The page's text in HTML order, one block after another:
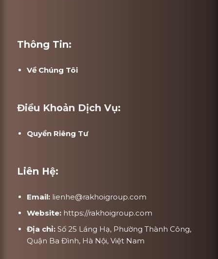
Thông Tin:
Về Chúng Tôi
Điều Khoản Dịch Vụ:
Quyền Riêng Tư
Liên Hệ:
Email: lienhe@rakhoigroup.com
Website: https://rakhoigroup.com
Địa chỉ: Số 25 Láng Hạ, Phường Thành Công,
Quận Ba Đình, Hà Nội, Việt Nam